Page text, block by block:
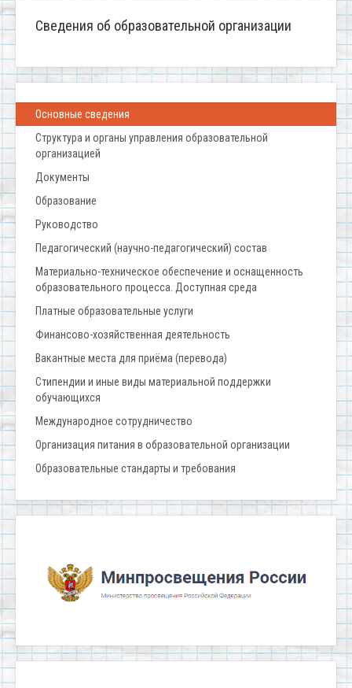
Сведения об образовательной организации
Основные сведения
Структура и органы управления образовательной
организацией
Документы
Образование
Руководство
Педагогический (научно-педагогический) состав
Материально-техническое обеспечение и оснащенность
образовательного процесса. Доступная среда
Платные образовательные услуги
Финансово-хозяйственная деятельность
Вакантные места для приёма (перевода)
Стипендии и иные виды материальной поддержки
обучающихся
Международное сотрудничество
Организация питания в образовательной организации
Образовательные стандарты и требования